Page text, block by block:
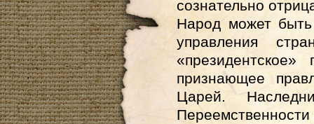
сознательно
Народ может
управления
признающее
Царей.